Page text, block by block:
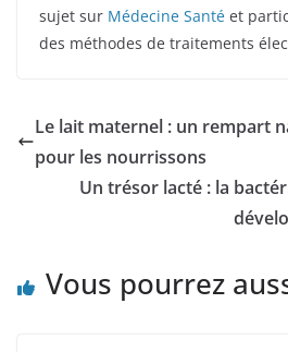
sujet sur Médecine Santé et
des méthodes de traitements
Le lait maternel : un rempart
pour les nourrissons
Un trésor lacté : la
Vous pourrez